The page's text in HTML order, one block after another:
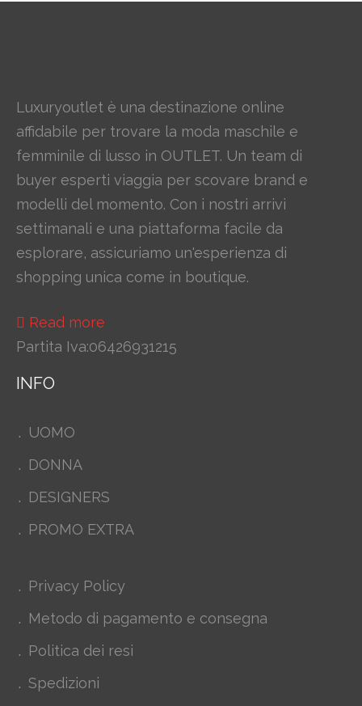
Luxuryoutlet è una destinazione online
affidabile per trovare la moda maschile e
femminile di lusso in OUTLET. Un team di
buyer esperti viaggia per scovare brand e
modelli del momento. Con i nostri arrivi
settimanali e una piattaforma facile da
esplorare, assicuriamo un'esperienza di
shopping unica come in boutique.
Read more
Partita Iva:06426931215
INFO
UOMO
DONNA
DESIGNERS
PROMO EXTRA
Privacy Policy
Metodo di pagamento e consegna
Politica dei resi
Spedizioni